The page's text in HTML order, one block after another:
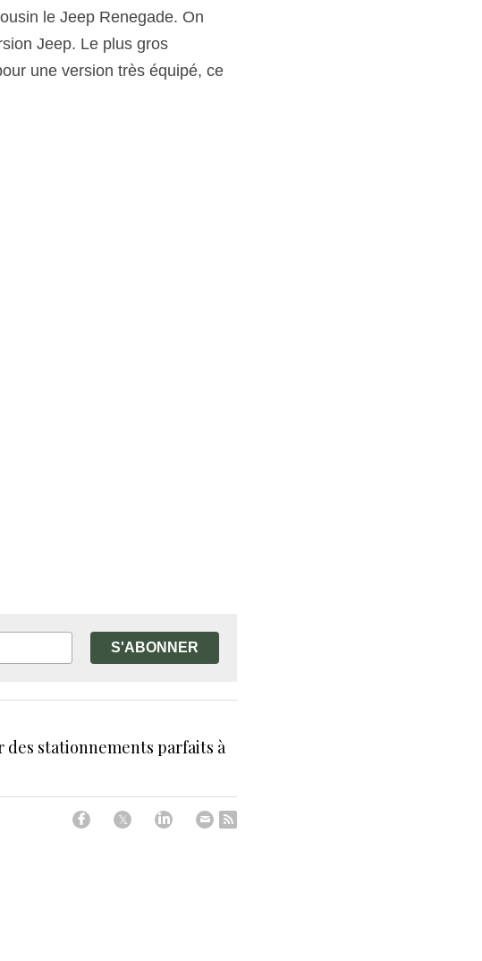
le Jeep Renegade. On
Jeep. Le plus gros
une version très équipé, ce
S'ABONNER
des stationnements parfaits à